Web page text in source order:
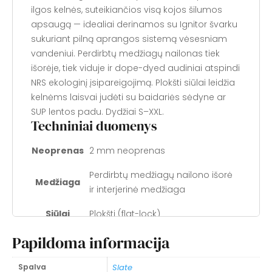
ilgos kelnės, suteikiančios visą kojos šilumos
apsaugą — idealiai derinamos su Ignitor švarku
sukuriant pilną aprangos sistemą vėsesniam
vandeniui. Perdirbtų medžiagų nailonas tiek
išorėje, tiek viduje ir dope-dyed audiniai atspindi
NRS ekologinį įsipareigojimą. Plokšti siūlai leidžia
kelnėms laisvai judėti su baidariės sėdyne ar
SUP lentos padu. Dydžiai S–XXL.
Techniniai duomenys
Neoprenas 2 mm neoprenas
Medžiaga
Perdirbtų medžiagų nailono išorė
ir interjerinė medžiaga
Siūlai
Plokšti (flat-lock)
Audiniai
Dope-dyed perdirbtų medžiagų
Papildoma informacija
Spalva Slate